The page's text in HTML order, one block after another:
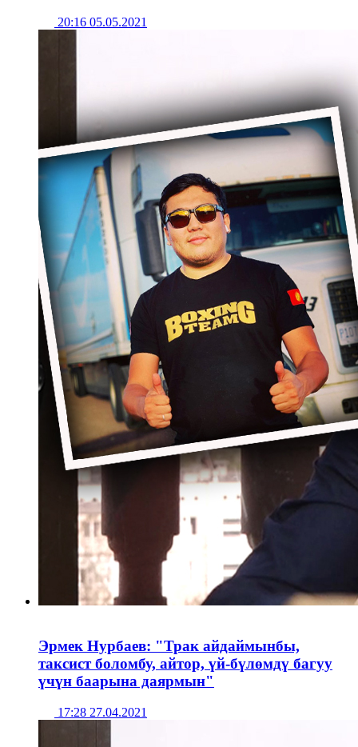
20:16 05.05.2021
Эрмек Нурбаев: "Трак айдаймынбы,
таксист боломбу, айтор, үй-бүлөмдү багуу
үчүн баарына даярмын"
17:28 27.04.2021